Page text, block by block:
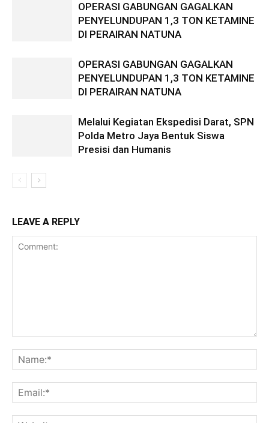
OPERASI GABUNGAN GAGALKAN
PENYELUNDUPAN 1,3 TON KETAMINE
DI PERAIRAN NATUNA
OPERASI GABUNGAN GAGALKAN
PENYELUNDUPAN 1,3 TON KETAMINE
DI PERAIRAN NATUNA
Melalui Kegiatan Ekspedisi Darat, SPN
Polda Metro Jaya Bentuk Siswa
Presisi dan Humanis
LEAVE A REPLY